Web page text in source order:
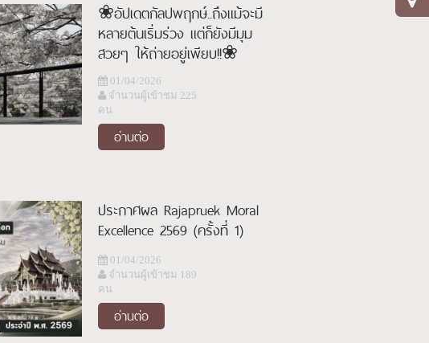
❀อัปเดตกัลปพฤกษ์..ถึงแม้จะมี
หลายต้นเริ่มร่วง แต่ก็ยังมีมุม
สวยๆ ให้ถ่ายอยู่เพียบ!!❀
01/04/2026
จำนวนผู้เข้าชม 225
คน
อ่านต่อ
ประกาศผล Rajapruek Moral
Excellence 2569 (ครั้งที่ 1)
01/04/2026
จำนวนผู้เข้าชม 189
คน
อ่านต่อ